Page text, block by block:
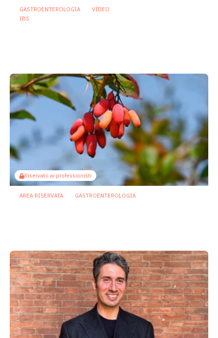
GASTROENTEROLOGIA
VIDEO
IBS
Riservato ai professionisti
AREA RISERVATA GASTROENTEROLOGIA